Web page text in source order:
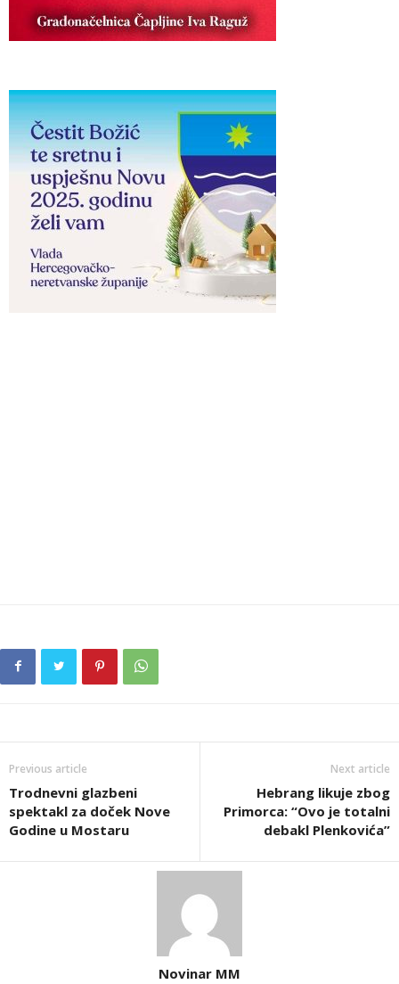
Previous article
Trodnevni glazbeni
spektakl za doček Nove
Godine u Mostaru
Next article
Hebrang likuje zbog
Primorca: “Ovo je totalni
debakl Plenkovića”
Novinar MM